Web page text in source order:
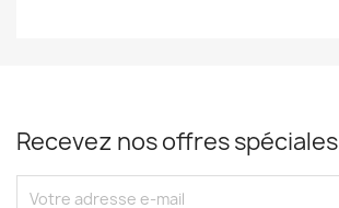
Recevez nos offres spéciales